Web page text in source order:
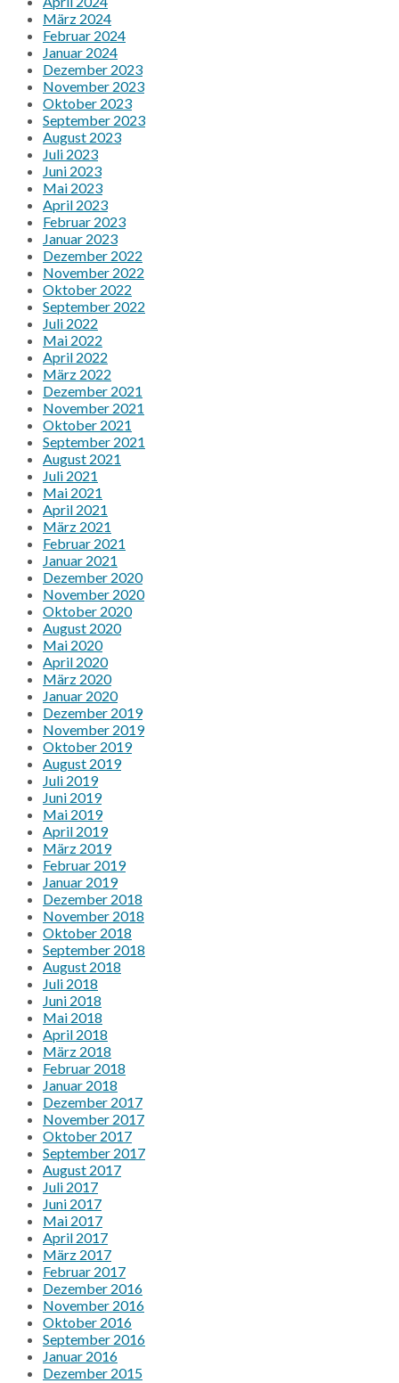
März 2024
Februar 2024
Januar 2024
Dezember 2023
November 2023
Oktober 2023
September 2023
August 2023
Juli 2023
Juni 2023
Mai 2023
April 2023
Februar 2023
Januar 2023
Dezember 2022
November 2022
Oktober 2022
September 2022
Juli 2022
Mai 2022
April 2022
März 2022
Dezember 2021
November 2021
Oktober 2021
September 2021
August 2021
Juli 2021
Mai 2021
April 2021
März 2021
Februar 2021
Januar 2021
Dezember 2020
November 2020
Oktober 2020
August 2020
Mai 2020
April 2020
März 2020
Januar 2020
Dezember 2019
November 2019
Oktober 2019
August 2019
Juli 2019
Juni 2019
Mai 2019
April 2019
März 2019
Februar 2019
Januar 2019
Dezember 2018
November 2018
Oktober 2018
September 2018
August 2018
Juli 2018
Juni 2018
Mai 2018
April 2018
März 2018
Februar 2018
Januar 2018
Dezember 2017
November 2017
Oktober 2017
September 2017
August 2017
Juli 2017
Juni 2017
Mai 2017
April 2017
März 2017
Februar 2017
Dezember 2016
November 2016
Oktober 2016
September 2016
Januar 2016
Dezember 2015